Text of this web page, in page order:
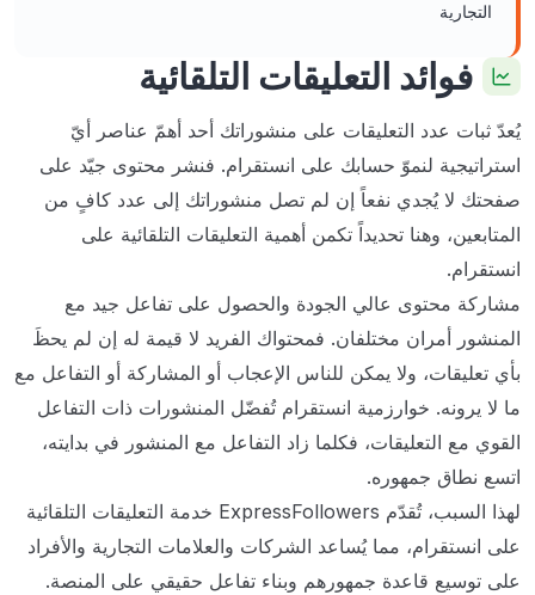
التجارية
فوائد التعليقات التلقائية
يُعدّ ثبات عدد التعليقات على منشوراتك أحد أهمّ عناصر أيّ
استراتيجية لنموّ حسابك على انستقرام. فنشر محتوى جيّد على
صفحتك لا يُجدي نفعاً إن لم تصل منشوراتك إلى عدد كافٍ من
المتابعين، وهنا تحديداً تكمن أهمية التعليقات التلقائية على
انستقرام.
مشاركة محتوى عالي الجودة والحصول على تفاعل جيد مع
المنشور أمران مختلفان. فمحتواك الفريد لا قيمة له إن لم يحظَ
بأي تعليقات، ولا يمكن للناس الإعجاب أو المشاركة أو التفاعل مع
ما لا يرونه. خوارزمية انستقرام تُفضّل المنشورات ذات التفاعل
القوي مع التعليقات، فكلما زاد التفاعل مع المنشور في بدايته،
اتسع نطاق جمهوره.
لهذا السبب، تُقدّم ExpressFollowers خدمة التعليقات التلقائية
على انستقرام، مما يُساعد الشركات والعلامات التجارية والأفراد
على توسيع قاعدة جمهورهم وبناء تفاعل حقيقي على المنصة.